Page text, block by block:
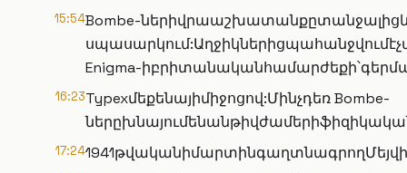
15:54Bombe-
Enigma-
16:23Typexմեքենայիմիջոցով:Մինչդեռ Bombe-
17:24